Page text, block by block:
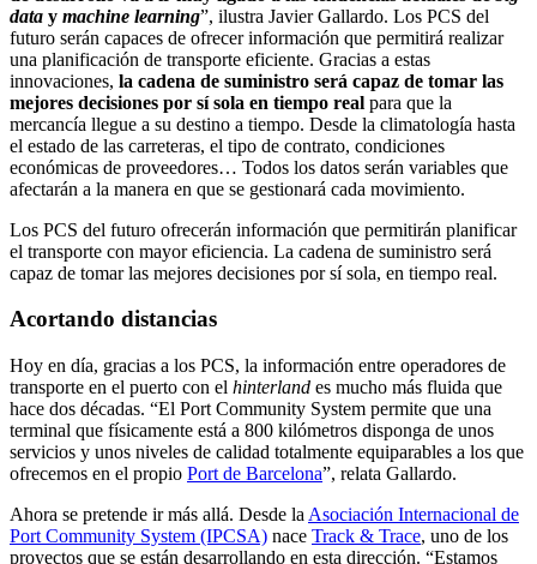
data y machine learning”, ilustra Javier Gallardo. Los PCS del
futuro serán capaces de ofrecer información que permitirá realizar
una planificación de transporte eficiente. Gracias a estas
innovaciones, la cadena de suministro será capaz de tomar las
mejores decisiones por sí sola en tiempo real para que la
mercancía llegue a su destino a tiempo. Desde la climatología hasta
el estado de las carreteras, el tipo de contrato, condiciones
económicas de proveedores… Todos los datos serán variables que
afectarán a la manera en que se gestionará cada movimiento.
Los PCS del futuro ofrecerán información que permitirán planificar
el transporte con mayor eficiencia. La cadena de suministro será
capaz de tomar las mejores decisiones por sí sola, en tiempo real.
Acortando distancias
Hoy en día, gracias a los PCS, la información entre operadores de
transporte en el puerto con el hinterland es mucho más fluida que
hace dos décadas. “El Port Community System permite que una
terminal que físicamente está a 800 kilómetros disponga de unos
servicios y unos niveles de calidad totalmente equiparables a los que
ofrecemos en el propio Port de Barcelona”, relata Gallardo.
Ahora se pretende ir más allá. Desde la Asociación Internacional de
Port Community System (IPCSA) nace Track & Trace, uno de los
proyectos que se están desarrollando en esta dirección. “Estamos